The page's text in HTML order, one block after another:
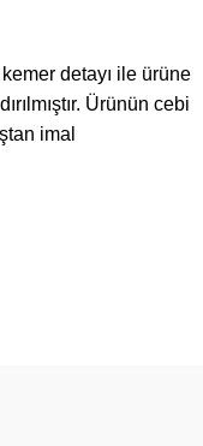
detayı ile ürüne
Ürünün cebi
imal